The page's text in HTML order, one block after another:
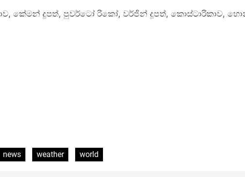
දූපත්, පුවර්ටෝ රිකෝ, වර්ජින් දූපත්, කොස්ටාරිකාව,
news weather world